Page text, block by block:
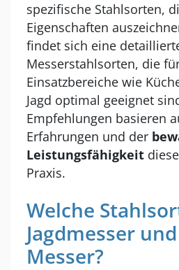
spezifische Stahlsorten,
Eigenschaften
findet sich eine
Messerstahlsorten, die
Einsatzbereiche wie
Jagd optimal geeignet
Empfehlungen basieren
Erfahrungen und der
Leistungsfähigkeit
Praxis.
Welche
Jagdmesser
Messer?